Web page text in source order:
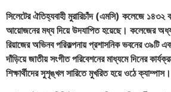
সিলেটের ঐতিহ্যবাহী মুরারিচাঁদ (এমসি) কলেজে ১৪৩২
আয়োজনের মধ্য দিয়ে উদযাপিত হয়েছে। কলেজের
রিয়াজের অভিনব পরিকল্পনায় প্রশাসনিক ভবনের ৩৯টি
দাঁড়িয়ে জাতীয় সংগীত পরিবেশনের মাধ্যমে দিনের
শিক্ষার্থীদের সুশৃঙ্খল সারিতে মুখরিত হয়ে ওঠে ক্যাম্পাস।